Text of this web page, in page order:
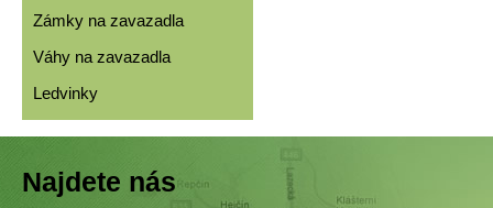
Zámky na zavazadla
Váhy na zavazadla
Ledvinky
Najdete nás